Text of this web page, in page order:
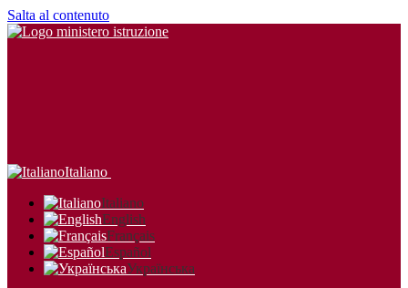
Salta al contenuto
Italiano
Italiano
English
Français
Español
Українська